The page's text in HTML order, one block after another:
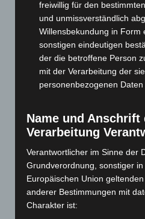
Dezember 2023
(130)
November 2023(130)
Oktober 2023(114)
September 2023(133)
August 2023(134)
Juni 2023(142)
April 2023(155)
März 2023(174)
Februar 2023(154)
freiwillig für den
und unmissverständlich
Willensbekundung in Form
sonstigen eindeutigen
der die betroffene Person
mit der Verarbeitung der
personenbezogenen
Name und Anschrift
Verarbeitung
Verantwortlicher im Sinne der
Grundverordnung, sonstiger
Europäischen Union
anderer Bestimmungen mit
Charakter ist: